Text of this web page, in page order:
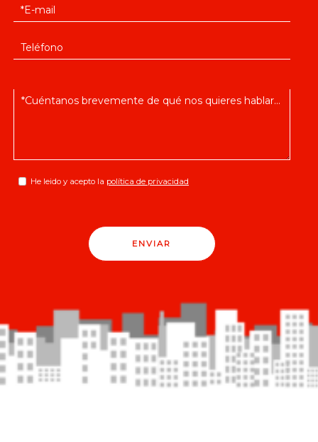
He leido y acepto la política de privacidad
ENVIAR